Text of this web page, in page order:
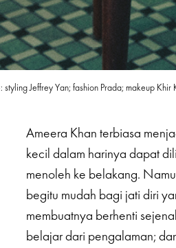
Jeffrey Yan; fashion Prada; makeup
Ameera Khan terbiasa
kecil dalam harinya dapat
menoleh ke belakang.
begitu mudah bagi jati diri
membuatnya berhenti
belajar dari pengalaman;